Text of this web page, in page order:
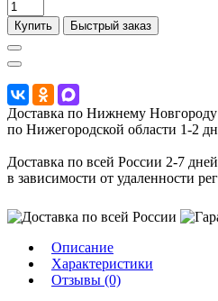
Купить Быстрый заказ
Доставка по Нижнему Новгороду
по Нижегородской области 1-2
Доставка по всей России 2-7
в зависимости от удаленности
Описание
Характеристики
Отзывы (0)